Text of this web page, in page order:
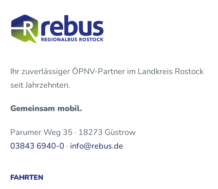
Ihr zuverlässiger ÖPNV-Partner im Landkreis Rostock
seit Jahrzehnten.
Gemeinsam mobil.
Parumer Weg 35 · 18273 Güstrow
03843 6940-0 · info@rebus.de
FAHRTEN